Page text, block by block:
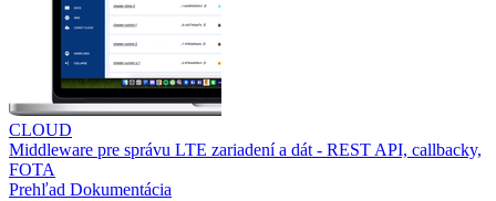
CLOUD
Middleware pre správu LTE zariadení a dát - REST API, callbacky,
FOTA
Prehľad Dokumentácia